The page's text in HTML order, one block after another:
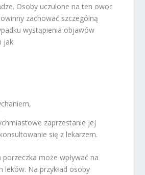
Osoby uczulone na ten owoc
zachować szczególną
wystąpienia objawów
jak:
zaprzestanie jej
się z lekarzem.
może wpływać na
leków. Na przykład osoby